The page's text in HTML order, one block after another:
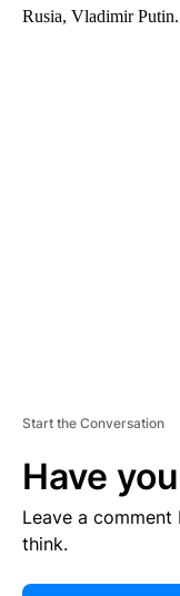
Rusia, Vladimir Putin.
Start the Conversation
Have
Leave a
think.